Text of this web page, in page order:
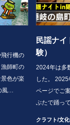
行機の
師町の
色が楽
風…
民謡ナ
験）
2024年は多
した。
ページでご
ぶたで踊っ
クラフト/文